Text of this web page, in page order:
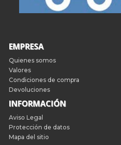
EMPRESA
Quienes somos
Valores
Condiciones de compra
Devoluciones
INFORMACIÓN
Aviso Legal
Protección de datos
Mapa del sitio